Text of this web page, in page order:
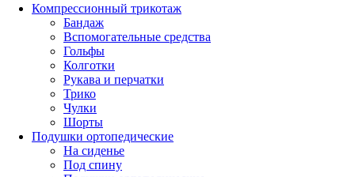
Компрессионный трикотаж
Бандаж
Вспомогательные средства
Гольфы
Колготки
Рукава и перчатки
Трико
Чулки
Шорты
Подушки ортопедические
На сиденье
Под спину